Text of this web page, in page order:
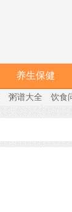
养生保健
粥谱大全 饮食